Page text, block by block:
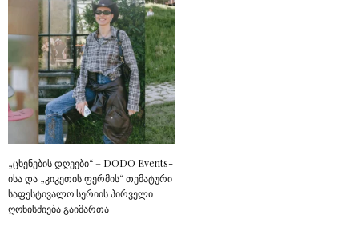
„ცხენების დღეები“ – DODO Events-
ისა და „კიკეთის ფერმის“ თემატური
საფესტივალო სერიის პირველი
ღონისძიება გაიმართა